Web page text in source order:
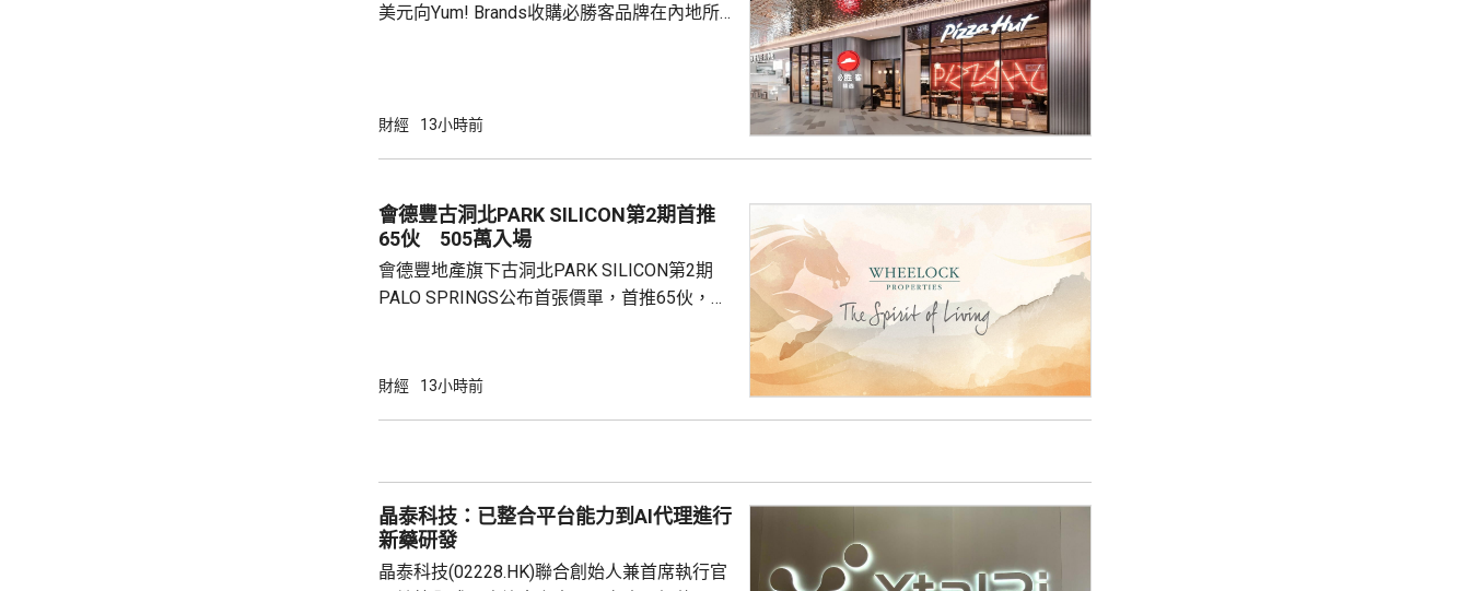
所得稅法實施以來，一直堅持的基本原則...
美元向Yum! Brands收購必勝客品牌在內地所
800家。 免去向Yum! Brands支付3%的特許經
2.8%。在計入交易相關成本、利息...
財經 13小時前
會德豐古洞北PARK SILICON第2期首推
65伙 505萬入場
會德豐地產旗下古洞北PARK SILICON第2期
PALO SPRINGS公布首張價單，首推65伙，扣
實均呎17671元。項目明日開放示範單位予公
財經 13小時前
晶泰科技：已整合平台能力到AI代理進行
新藥研發
晶泰科技(02228.HK)聯合創始人兼首席執行官